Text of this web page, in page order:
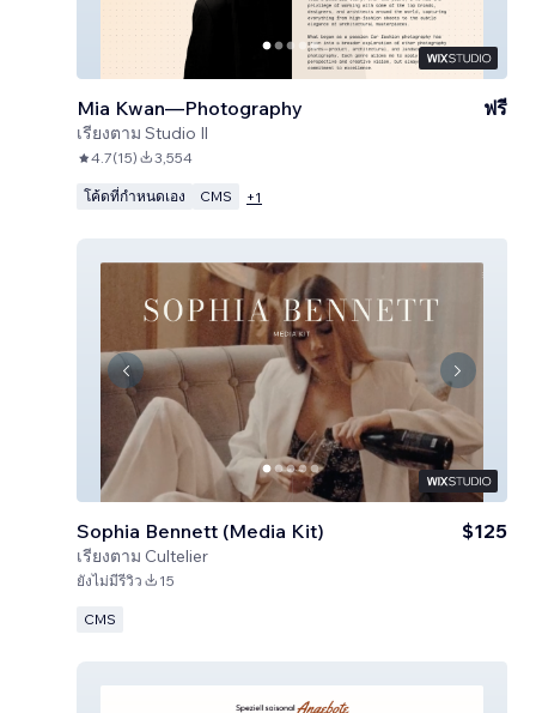
Mia Kwan—Photography
เรียงตาม Studio Il
ฟรี
4.7(15) 3,554
โค้ดที่กำหนดเอง CMS +1
Sophia Bennett (Media Kit)
เรียงตาม Cultelier
$125
ยังไม่มีรีวิว 15
CMS